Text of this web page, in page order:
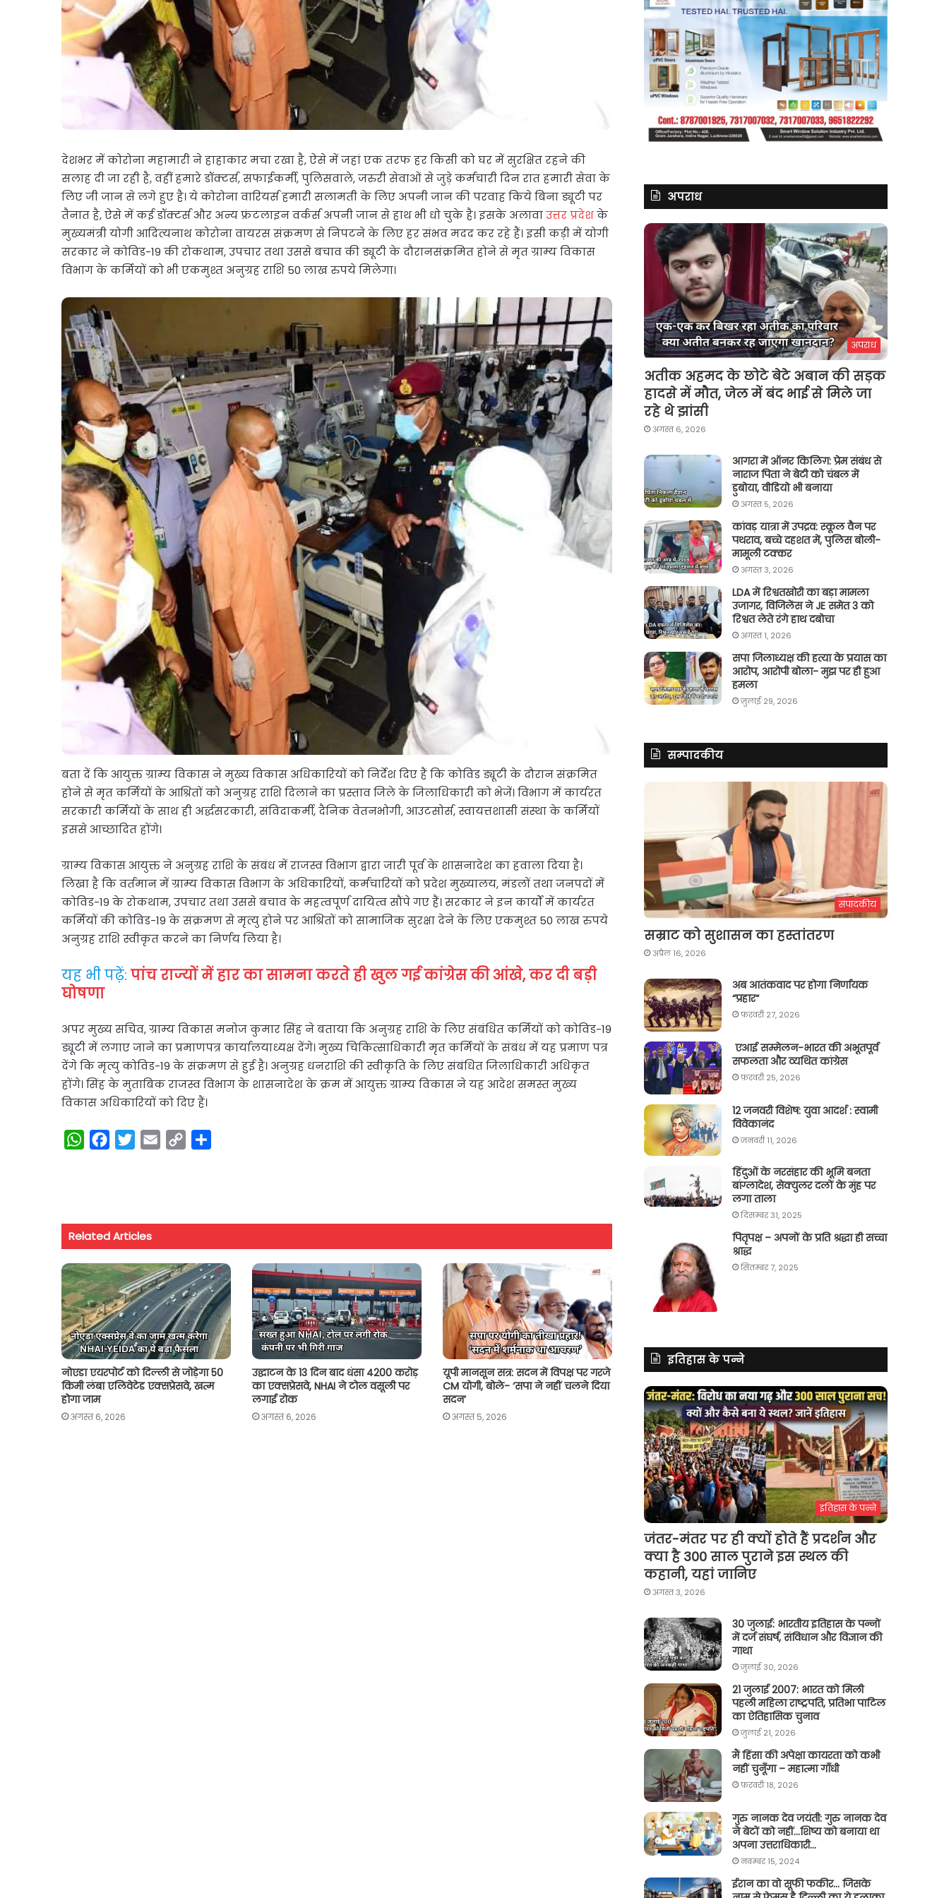
देशभर में कोरोना महामारी ने हाहाकार मचा रखा है, ऐसे में जहां एक तरफ हर किसी को घर में सुरक्षित रहने की
सलाह दी जा रही है, वहीं हमारे डॉक्टर्स, सफाईकर्मी, पुलिसवाले, जरुरी सेवाओं से जुड़े कर्मचारी दिन रात हमारी सेवा के
लिए जी जान से लगे हुए है। ये कोरोना वारियर्स हमारी सलामती के लिए अपनी जान की परवाह किये बिना ड्यूटी पर
तैनात है, ऐसे में कई डॉक्टर्स और अन्य फ्रंटलाइन वर्कर्स अपनी जान से हाथ भी धो चुके है। इसके अलावाउत्तर प्रदेशके
मुख्यमंत्री योगी आदित्यनाथ कोरोना वायरस संक्रमण से निपटने के लिए हर संभव मदद कर रहे हैं। इसी कड़ी में योगी
सरकार ने कोविड-19 की रोकथाम, उपचार तथा उससे बचाव की ड्यूटी के दौरानसंक्रमित होने से मृत ग्राम्य विकास
विभाग के कर्मियों को भी एकमुश्त अनुग्रह राशि 50 लाख रुपये मिलेगा।
बता दें कि आयुक्त ग्राम्य विकास ने मुख्य विकास अधिकारियों को निर्देश दिए हैं कि कोविड ड्यूटी के दौरान संक्रमित
होने से मृत कर्मियों के आश्रितों को अनुग्रह राशि दिलाने का प्रस्ताव जिले के जिलाधिकारी को भेजें। विभाग में कार्यरत
सरकारी कर्मियों के साथ ही अर्द्धसरकारी, संविदाकर्मी, दैनिक वेतनभोगी, आउटसोर्स, स्वायत्तशासी संस्था के कर्मियों
इससे आच्छादित होंगे।
ग्राम्य विकास आयुक्त ने अनुग्रह राशि के संबंध में राजस्व विभाग द्वारा जारी पूर्व के शासनादेश का हवाला दिया है।
लिखा है कि वर्तमान में ग्राम्य विकास विभाग के अधिकारियों, कर्मचारियों को प्रदेश मुख्यालय, मंडलों तथा जनपदों में
कोविड-19 के रोकथाम, उपचार तथा उससे बचाव के महत्वपूर्ण दायित्व सौंपे गए हैं। सरकार ने इन कार्यों में कार्यरत
कर्मियों की कोविड-19 के संक्रमण से मृत्यु होने पर आश्रितों को सामाजिक सुरक्षा देने के लिए एकमुश्त 50 लाख रुपये
अनुग्रह राशि स्वीकृत करने का निर्णय लिया है।
यह भी पढ़ें: पांच राज्यों में हार का सामना करते ही खुल गई कांग्रेस की आंखे, कर दी बड़ी
घोषणा
अपर मुख्य सचिव, ग्राम्य विकास मनोज कुमार सिंह ने बताया कि अनुग्रह राशि के लिए संबंधित कर्मियों को कोविड-19
ड्यूटी में लगाए जाने का प्रमाणपत्र कार्यालयाध्यक्ष देंगे। मुख्य चिकित्साधिकारी मृत कर्मियों के संबंध में यह प्रमाण पत्र
देंगे कि मृत्यु कोविड-19 के संक्रमण से हुई है। अनुग्रह धनराशि की स्वीकृति के लिए संबंधित जिलाधिकारी अधिकृत
होंगे। सिंह के मुताबिक राजस्व विभाग के शासनादेश के क्रम में आयुक्त ग्राम्य विकास ने यह आदेश समस्त मुख्य
विकास अधिकारियों को दिए हैं।
W
A
p
o
k
e
k
Related Articles
नोएडा एयरपोर्ट को दिल्ली से जोड़ेगा 50
किमी लंबा एलिवेटेड एक्सप्रेसवे, खत्म
होगा जाम
अगस्त 6, 2026
उद्घाटन के 13 दिन बाद धंसा 4200 करोड़
का एक्सप्रेसवे, NHAI ने टोल वसूली पर
लगाई रोक
अगस्त 6, 2026
यूपी मानसून सत्र: सदन में विपक्ष पर गरजे
CM योगी, बोले- ‘सपा ने नहीं चलने दिया
सदन’
अगस्त 5, 2026
अपराध
अपराध
अतीक अहमद के छोटे बेटे अबान की सड़क
हादसे में मौत, जेल में बंद भाई से मिले जा
रहे थे झांसी
अगस्त 6, 2026
आगरा में ऑनर किलिग़: प्रेम संबंध से
नाराज पिता ने बेटी को चंबल में
डुबोया, वीडियो भी बनाया
अगस्त 5, 2026
कांवड़ यात्रा में उपद्रव: स्कूल वैन पर
पथराव, बच्चे दहशत में, पुलिस बोली-
मामूली टक्कर
अगस्त 3, 2026
LDA में रिश्वतखोरी का बड़ा मामला
उजागर, विजिलेंस ने JE समेत 3 को
रिश्वत लेते रंगे हाथ दबोचा
अगस्त 1, 2026
सपा जिलाध्यक्ष की हत्या के प्रयास का
आरोप, आरोपी बोला- मुझ पर ही हुआ
हमला
जुलाई 29, 2026
सम्पादकीय
संपादकीय
सम्राट को सुशासन का हस्तांतरण
अप्रैल 16, 2026
अब आतंकवाद पर होगा निर्णायक
“प्रहार“
फ़रवरी 27, 2026
एआई सम्मेलन-भारत की अभूतपूर्व
सफलता और व्यथित कांग्रेस
फ़रवरी 25, 2026
12 जनवरी विशेष: युवा आदर्श : स्वामी
विवेकानंद
जनवरी 11, 2026
हिंदुओं के नरसंहार की भूमि बनता
बांग्लादेश, सेक्युलर दलों के मुंह पर
लगा ताला
दिसम्बर 31, 2025
पितृपक्ष – अपनों के प्रति श्रद्धा ही सच्चा
श्राद्ध
सितम्बर 7, 2025
इतिहास के पन्ने
इतिहास के पन्ने
जंतर-मंतर पर ही क्यों होते हैं प्रदर्शन और
क्या है 300 साल पुराने इस स्थल की
कहानी, यहां जानिए
अगस्त 3, 2026
30 जुलाई: भारतीय इतिहास के पन्नों
में दर्ज संघर्ष, संविधान और विज्ञान की
गाथा
जुलाई 30, 2026
21 जुलाई 2007: भारत को मिली
पहली महिला राष्ट्रपति, प्रतिभा पाटिल
का ऐतिहासिक चुनाव
जुलाई 21, 2026
मैं हिंसा की अपेक्षा कायरता को कभी
नहीं चुनूँगा – महात्मा गाँधी
फ़रवरी 18, 2026
गुरु नानक देव जयंती: गुरु नानक देव
ने बेटों को नहीं…शिष्य को बनाया था
अपना उत्तराधिकारी…
नवम्बर 15, 2024
ईरान का वो सूफी फकीर… जिसके